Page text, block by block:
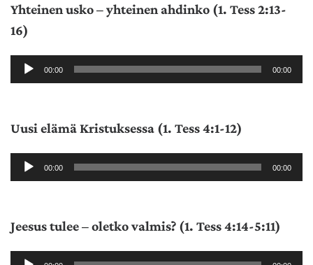
Yhteinen usko – yhteinen ahdinko (1. Tess 2:13-
16)
Äänitoistin00:00 00:00
Uusi elämä Kristuksessa (1. Tess 4:1-12)
Äänitoistin00:00 00:00
Jeesus tulee – oletko valmis? (1. Tess 4:14-5:11)
Äänitoistin